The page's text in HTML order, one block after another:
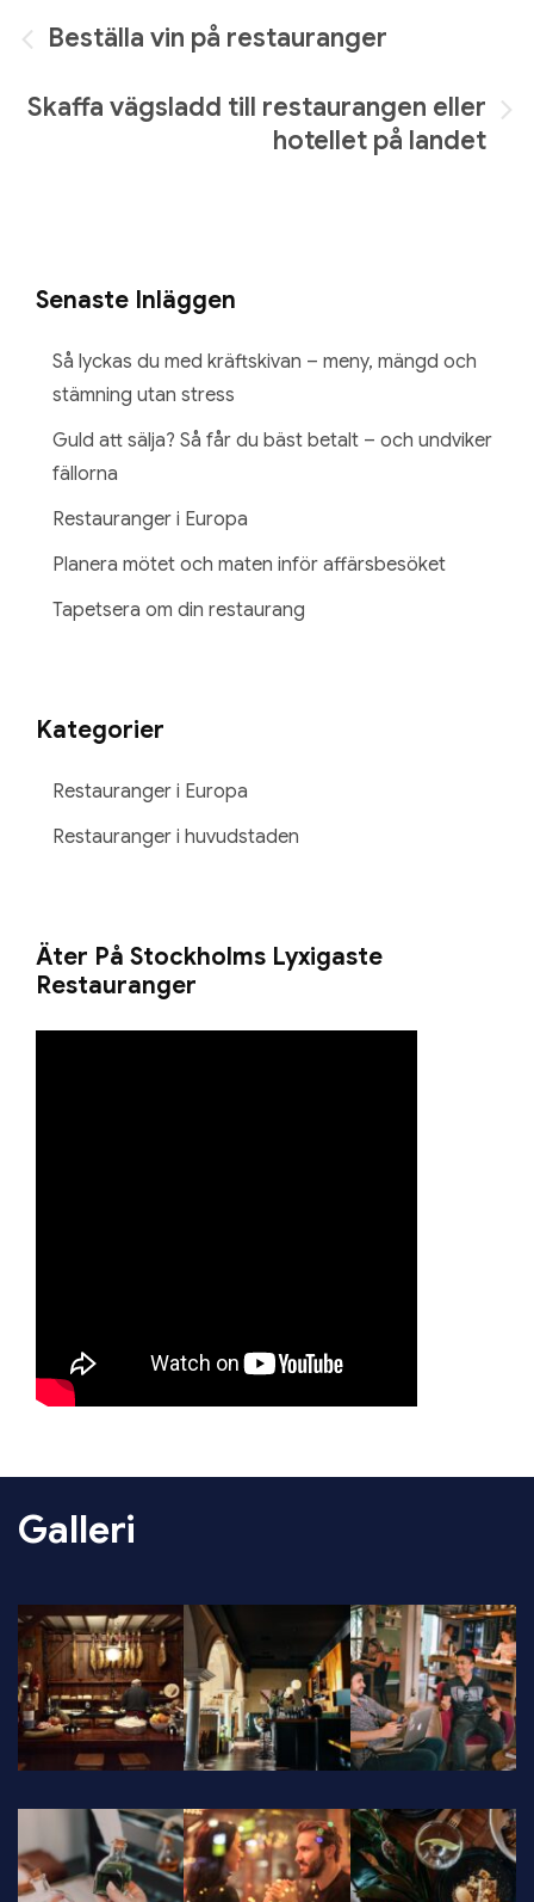
Inläggsnavigering
Beställa vin på restauranger
Skaffa vägsladd till restaurangen eller
hotellet på landet
Senaste Inläggen
Så lyckas du med kräftskivan – meny, mängd och
stämning utan stress
Guld att sälja? Så får du bäst betalt – och undviker
fällorna
Restauranger i Europa
Planera mötet och maten inför affärsbesöket
Tapetsera om din restaurang
Kategorier
Restauranger i Europa
Restauranger i huvudstaden
Äter På Stockholms Lyxigaste
Restauranger
Galleri